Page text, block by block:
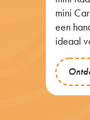
mini
een
ideaal